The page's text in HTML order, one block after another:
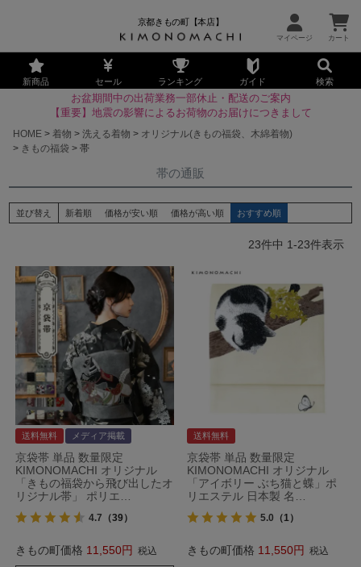
京都きもの町【本店】
新商品 セール ランキング ガイド 検索
お盆期間中の出荷業務一部休止・配送のご案内
【重要】地震の影響によるお荷物のお届けにつきまして
HOME
着物 洗える着物
オリジナル(きもの福袋、木綿着物)
きもの福袋
帯
帯の通販
並び替え 新着順 価格が安い順 価格が高い順 おすすめ順
23件中 1-23件表示
送料無料 メディア掲載
京袋帯 単品 数量限定
KIMONOMACHI オリジナル
「きもの福袋から飛び出したオ
リジナル帯」 ポリエ…
4.7 （39）
きもの町価格 11,550 税込
送料無料
京袋帯 単品 数量限定
KIMONOMACHI オリジナル
「アイボリー ぶち猫と蝶」ポ
リエステル 日本製 名…
5.0 （1）
きもの町価格 11,550 税込